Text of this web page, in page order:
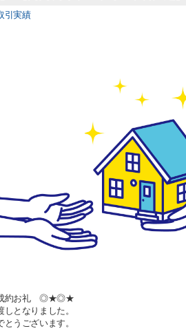
引実績
お礼 ◎★◎★
となりました。
とうございます。